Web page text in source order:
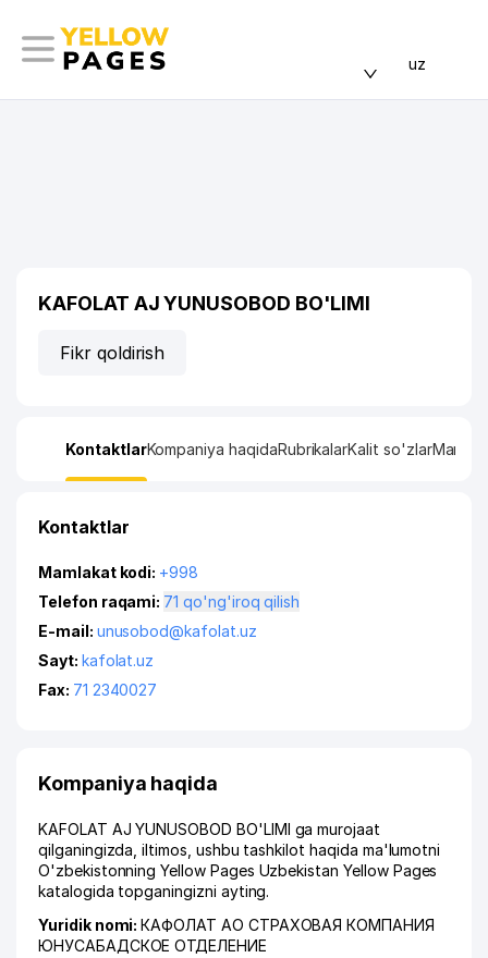
uz
KAFOLAT AJ YUNUSOBOD BO'LIMI
Fikr qoldirish
KontaktlarKompaniya haqidaRubrikalarKalit so'zlarManzil
Kontaktlar
Mamlakat kodi: +998
Telefon raqami:
71 qo'ng'iroq qilish
E-mail: unusobod@kafolat.uz
Sayt: kafolat.uz
Fax: 71 2340027
Kompaniya haqida
KAFOLAT AJ YUNUSOBOD BO'LIMI ga murojaat
qilganingizda, iltimos, ushbu tashkilot haqida ma'lumotni
O'zbekistonning Yellow Pages Uzbekistan Yellow Pages
katalogida topganingizni ayting.
Yuridik nomi:КАФОЛАТ АО СТРАХОВАЯ КОМПАНИЯ
ЮНУСАБАДСКОЕ ОТДЕЛЕНИЕ